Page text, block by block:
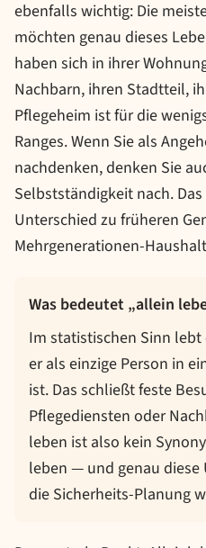
ebenfalls wichtig: Die
möchten genau dieses
haben sich in ihrer
Nachbarn, ihren Stadtteil,
Pflegeheim ist für die
Ranges. Wenn Sie als
nachdenken, denken Sie
Selbstständigkeit nach.
Unterschied zu früheren
Mehrgenerationen-
Was bedeutet „allein
Im statistischen Sinn
er als einzige Person in
ist. Das schließt feste
Pflegediensten oder
leben ist also kein
leben — und genau
die Sicherheits-Planung